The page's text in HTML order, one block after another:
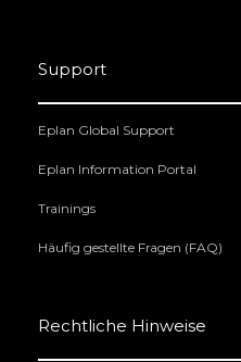
Support
Eplan Global Support
Eplan Information Portal
Trainings
Häufig gestellte Fragen (FAQ)
Rechtliche Hinweise